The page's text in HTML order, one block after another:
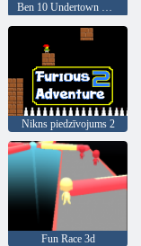
Ben 10 Undertown Runner
Nikns piedzīvojums 2
Fun Race 3d